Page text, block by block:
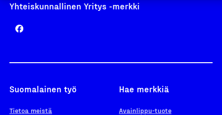
Yhteiskunnallinen Yritys -merkki
Suomalainen työ
Tietoa meistä
Hae merkkiä
Avainlippu-tuote